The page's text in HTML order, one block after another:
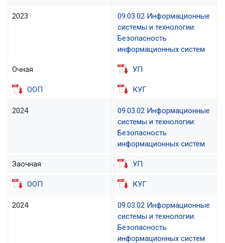
2023
09.03.02 Информационные
системы и технологии:
Безопасность
информационных систем
Очная УП
ООП КУГ
2024
09.03.02 Информационные
системы и технологии:
Безопасность
информационных систем
Заочная УП
ООП КУГ
2024
09.03.02 Информационные
системы и технологии:
Безопасность
информационных систем